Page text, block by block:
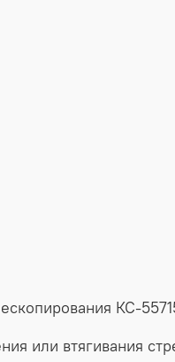
КС-
или втягивания